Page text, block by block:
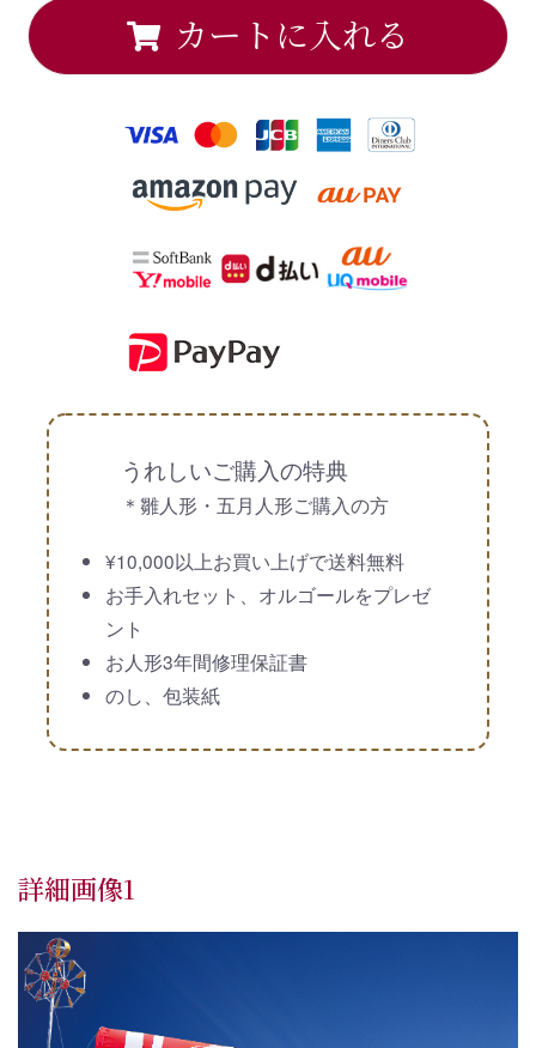
カートに入れる
うれしいご購入の特典
＊雛人形・五月人形ご購入の方
¥10,000以上お買い上げで送料無料
お手入れセット、オルゴールをプレゼ
ント
お人形3年間修理保証書
のし、包装紙
詳細画像1